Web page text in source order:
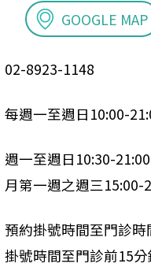
GOOGLE MAP
02-8923-1148
每週一至週日10:00-
週一至週日10:30-
月第一週之週三15:00-
預約掛號時間至門診
掛號時間至門診前15